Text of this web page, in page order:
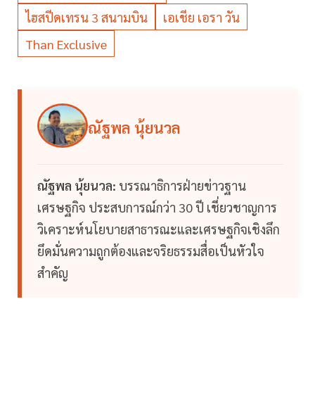
ไฮสปีดเทรน 3 สนามบิน
เอเชีย เอรา วัน
Than Exclusive
ณัฐพล นุ้ยนวล
ณัฐพล นุ้ยนวล: บรรณาธิการฝ่ายข่าวฐาน
เศรษฐกิจ ประสบการณ์กว่า 30 ปี เชี่ยวชาญการ
วิเคราะห์นโยบายสาธารณะและเศรษฐกิจเชิงลึก
ยึดมั่นความถูกต้องและจริยธรรมสื่อเป็นหัวใจ
สำคัญ